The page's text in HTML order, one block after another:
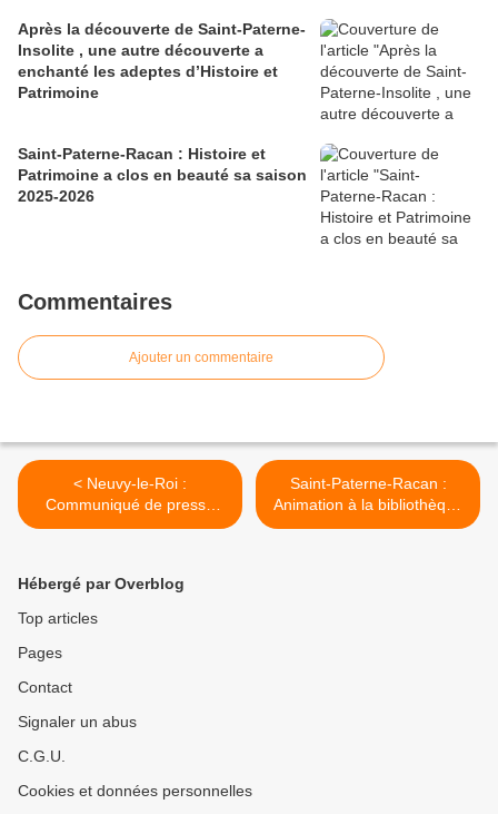
Après la découverte de Saint-Paterne-
Insolite , une autre découverte a
enchanté les adeptes d’Histoire et
Patrimoine
Saint-Paterne-Racan : Histoire et
Patrimoine a clos en beauté sa saison
2025-2026
Commentaires
Ajouter un commentaire
< Neuvy-le-Roi :
Communiqué de presse
"Public en Herbe"
Saint-Paterne-Racan :
Animation à la bibliothèque
Claude Lebrun >
Hébergé par Overblog
Top articles
Pages
Contact
Signaler un abus
C.G.U.
Cookies et données personnelles